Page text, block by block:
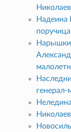
Надеина
поручица
генерал-